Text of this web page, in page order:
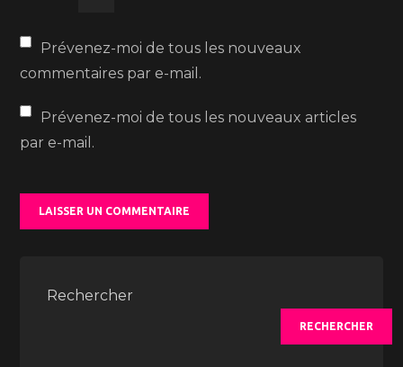
Prévenez-moi de tous les nouveaux
commentaires par e-mail.
Prévenez-moi de tous les nouveaux articles
par e-mail.
Rechercher
RECHERCHER